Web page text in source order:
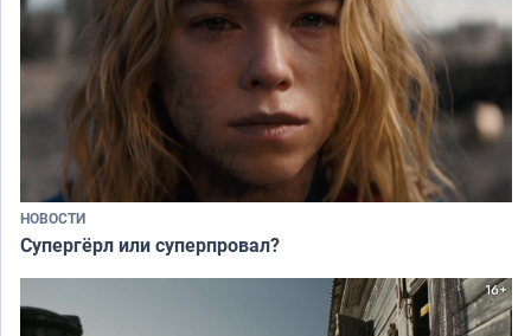
НОВОСТИ
Супергёрл или суперпровал?